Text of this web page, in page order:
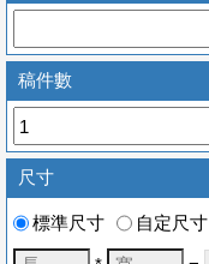
稿件數
尺寸
標準尺寸 自定尺寸